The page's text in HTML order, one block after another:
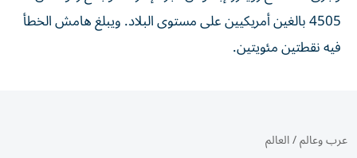
4505 بالغين أمريكيين على مستوى البلاد. ويبلغ هامش الخطأ
فيه نقطتين مئويتين.
عرب وعالم/العالم